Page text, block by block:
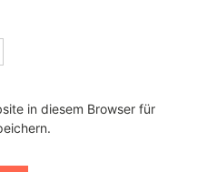
in diesem Browser für